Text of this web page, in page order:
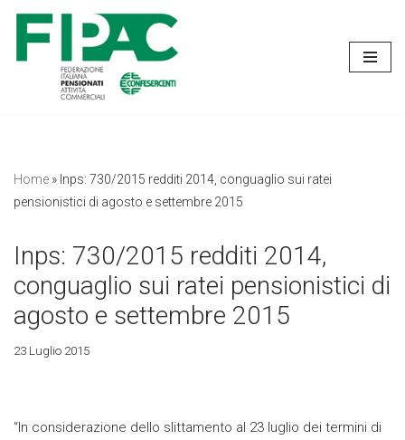
Vai
contenuto
Home » Inps: 730/2015 redditi 2014, conguaglio sui ratei
pensionistici di agosto e settembre 2015
Inps: 730/2015 redditi 2014,
conguaglio sui ratei pensionistici di
agosto e settembre 2015
23 Luglio 2015
“In considerazione dello slittamento al 23 luglio dei termini di